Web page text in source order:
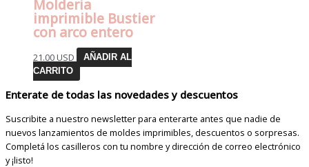
Molderia
imprimible Bustier
con arco entero
21.00 USD
AÑADIR AL
CARRITO
Enterate de todas las novedades y descuentos
Suscribite a nuestro newsletter para enterarte antes que nadie de
nuevos lanzamientos de moldes imprimibles, descuentos o sorpresas.
Completá los casilleros con tu nombre y dirección de correo electrónico
y ¡listo!